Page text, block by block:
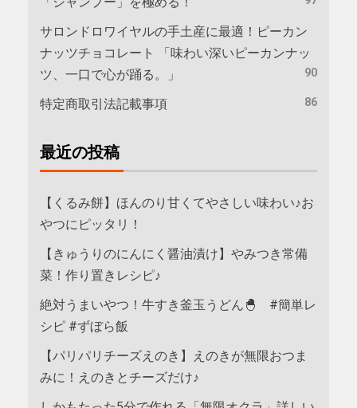
サロンドロワイヤルの手土産に最適！ピーカン
ナッツチョコレート 「味わい深いピーカンナッ
ツ、一口で心が踊る。」
90
特定商取引法記載事項 86
最近の投稿
【くるみ餅】ほんのり甘くてやさしい味わい♪お
やつにピッタリ！
【きゅうりのにんにく醤油漬け】やみつき常備
菜！作り置きレシピ♪
絶対うまいやつ！牛すき釜玉うどん🐣 #簡単レ
シピ #ずぼら飯
【パリパリチーズえのき】えのきが無限おつま
みに！えのきとチーズだけ♪